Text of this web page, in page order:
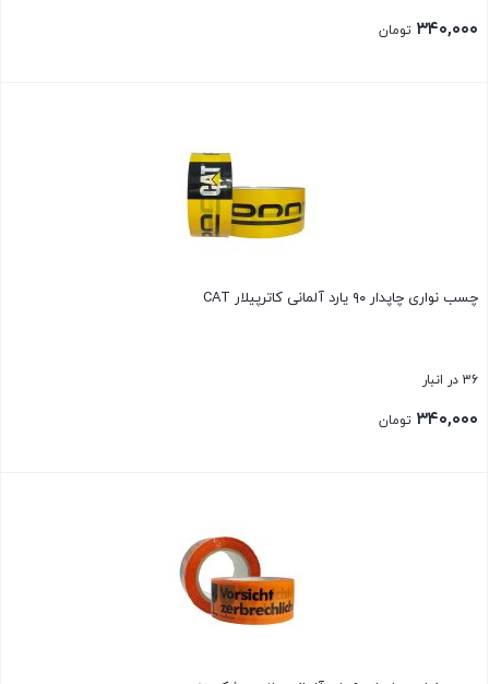
۳۴۰,۰۰۰ تومان
چسب نواری چاپدار ۹۰ یارد آلمانی کاترپیلار CAT
36 در انبار
۳۴۰,۰۰۰ تومان